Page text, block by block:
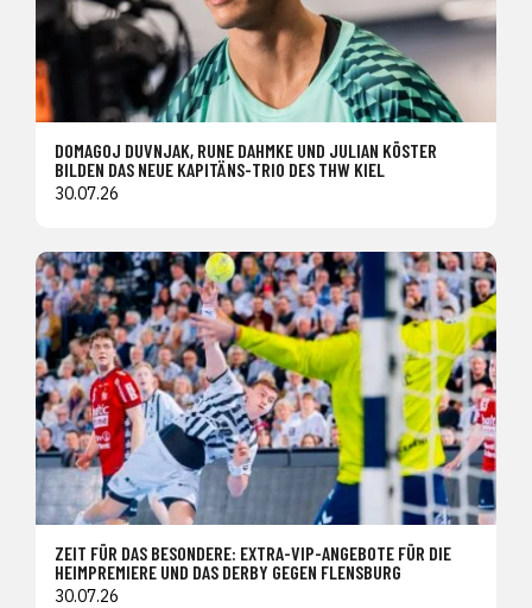
DOMAGOJ DUVNJAK, RUNE DAHMKE UND JULIAN KÖSTER
BILDEN DAS NEUE KAPITÄNS-TRIO DES THW KIEL
30.07.26
ZEIT FÜR DAS BESONDERE: EXTRA-VIP-ANGEBOTE FÜR DIE
HEIMPREMIERE UND DAS DERBY GEGEN FLENSBURG
30.07.26